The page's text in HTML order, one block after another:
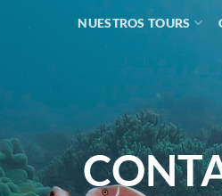
NUESTROS TOURS